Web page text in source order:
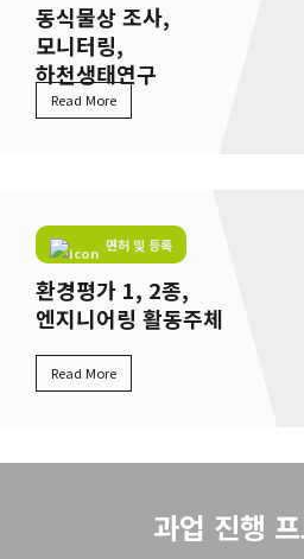
동식물상 조사,
모니터링,
하천생태연구
Read More
면허 및 등록
환경평가 1, 2종,
엔지니어링 활동주체
Read More
과업 진행